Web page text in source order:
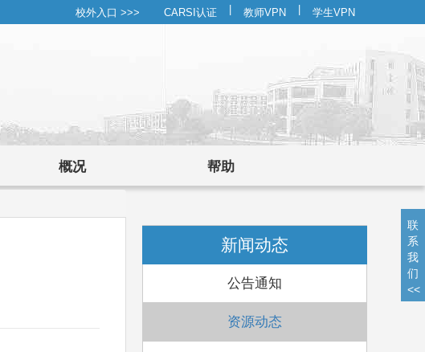
校外入口 >>> CARSI认证 教师VPN 学生VPN
概况 帮助
新闻动态
公告通知
资源动态
联
系
我
们
<<